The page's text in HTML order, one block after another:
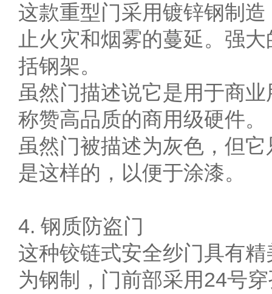
这款重型门采用镀锌钢制
止火灾和烟雾的蔓延。强
括钢架。
虽然门描述说它是用于商
称赞高品质的商用级硬件。
虽然门被描述为灰色，但
是这样的，以便于涂漆。
4. 钢质防盗门
这种铰链式安全纱门具有
为钢制，门前部采用24号